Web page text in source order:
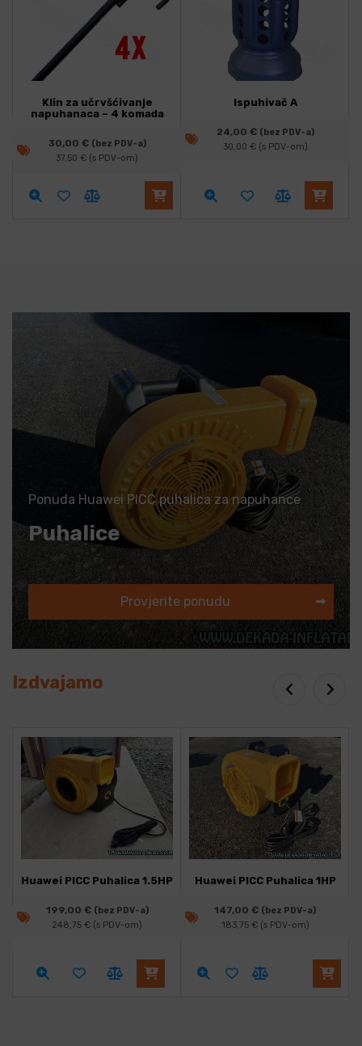
Klin za učrvšćivanje
napuhanaca – 4 komada
30,00 € (bez PDV-a)
37,50 € (s PDV-om)
Ispuhivač A
24,00 € (bez PDV-a)
30,00 €(s PDV-om)
Ponuda Huawei PICC puhalica za napuhance
Puhalice
Provjerite ponudu
Izdvajamo
Huawei PICC Puhalica 1.5HP
199,00 € (bez PDV-a)
248,75 € (s PDV-om)
Huawei PICC Puhalica 1HP
147,00 € (bez PDV-a)
183,75 €(s PDV-om)